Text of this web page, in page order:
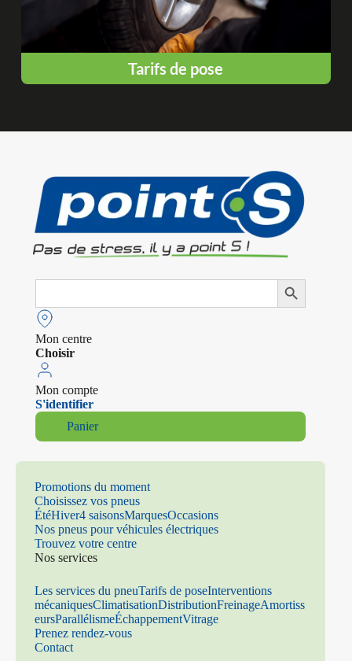
Tarifs de pose
Search
Search Button
Mon centre
Choisir
Mon compte
S'identifier
Panier
Promotions du moment
Choisissez vos pneus
ÉtéHiver4 saisonsMarquesOccasions
Nos pneus pour véhicules électriques
Trouvez votre centre
Nos services
Les services du pneuTarifs de poseInterventions
mécaniquesClimatisationDistributionFreinageAmortiss
eursParallélismeÉchappementVitrage
Prenez rendez-vous
Contact